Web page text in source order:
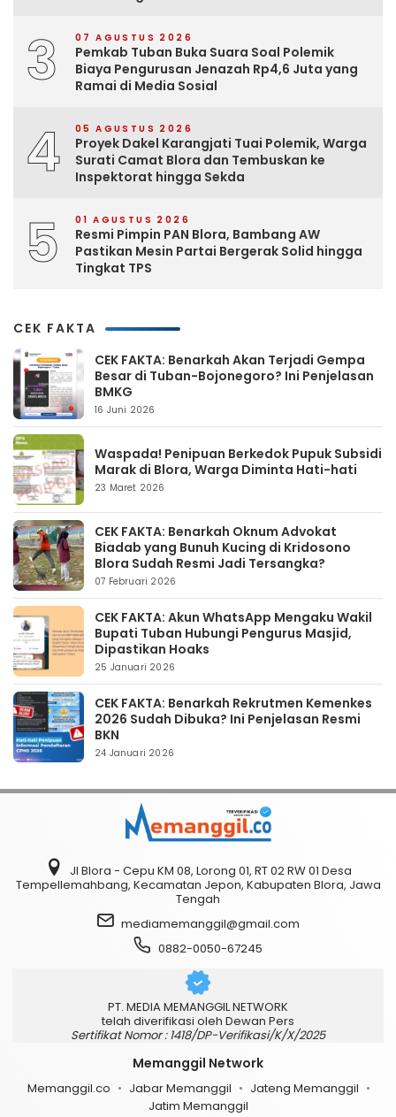
3 07 AGUSTUS 2026
Pemkab Tuban Buka Suara Soal Polemik
Biaya Pengurusan Jenazah Rp4,6 Juta yang
Ramai di Media Sosial
4 05 AGUSTUS 2026
Proyek Dakel Karangjati Tuai Polemik, Warga
Surati Camat Blora dan Tembuskan ke
Inspektorat hingga Sekda
5 01 AGUSTUS 2026
Resmi Pimpin PAN Blora, Bambang AW
Pastikan Mesin Partai Bergerak Solid hingga
Tingkat TPS
CEK FAKTA
CEK FAKTA: Benarkah Akan Terjadi Gempa
Besar di Tuban-Bojonegoro? Ini Penjelasan
BMKG
16 Juni 2026
Waspada! Penipuan Berkedok Pupuk Subsidi
Marak di Blora, Warga Diminta Hati-hati
23 Maret 2026
CEK FAKTA: Benarkah Oknum Advokat
Biadab yang Bunuh Kucing di Kridosono
Blora Sudah Resmi Jadi Tersangka?
07 Februari 2026
CEK FAKTA: Akun WhatsApp Mengaku Wakil
Bupati Tuban Hubungi Pengurus Masjid,
Dipastikan Hoaks
25 Januari 2026
CEK FAKTA: Benarkah Rekrutmen Kemenkes
2026 Sudah Dibuka? Ini Penjelasan Resmi
BKN
24 Januari 2026
Jl Blora - Cepu KM 08, Lorong 01, RT 02 RW 01 Desa
Tempellemahbang, Kecamatan Jepon, Kabupaten Blora, Jawa
Tengah
mediamemanggil@gmail.com
0882-0050-67245
PT. MEDIA MEMANGGIL NETWORK
telah diverifikasi oleh Dewan Pers
Sertifikat Nomor : 1418/DP-Verifikasi/K/X/2025
Memanggil Network
Memanggil.co Jabar Memanggil
Jateng Memanggil
Jatim Memanggil